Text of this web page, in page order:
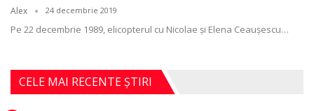
Alex 24 decembrie 2019
Pe 22 decembrie 1989, elicopterul cu Nicolae şi Elena Ceauşescu…
CELE MAI RECENTE ȘTIRI